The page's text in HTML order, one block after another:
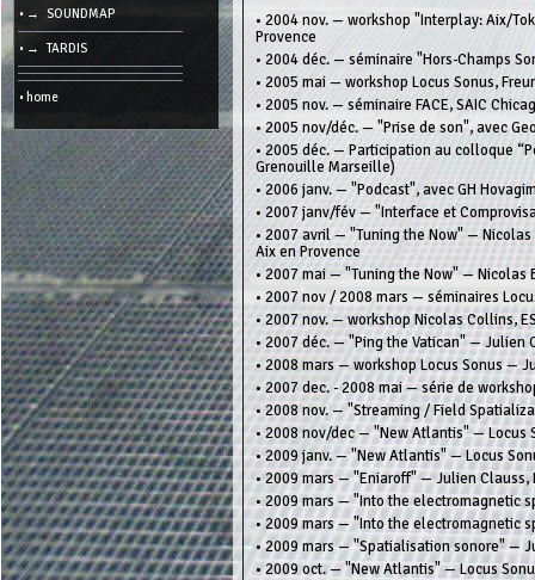
• → SOUNDMAP
• → TARDIS
• home
• 2004 nov. — workshop "Interplay: Aix/
Provence
• 2004 déc. — séminaire "Hors-Champs
• 2005 mai — workshop Locus Sonus,
• 2005 nov. — séminaire FACE, SAIC
• 2005 nov/déc. — "Prise de son", avec
• 2005 déc. — Participation au colloque
Grenouille Marseille)
• 2006 janv. — "Podcast", avec GH
• 2007 janv/fév — "Interface et
• 2007 avril — "Tuning the Now" — Nicolas
Aix en Provence
• 2007 mai — "Tuning the Now" — Nicolas
• 2007 nov / 2008 mars — séminaires
• 2007 nov. — workshop Nicolas Collins,
• 2007 déc. — "Ping the Vatican" — Julien
• 2008 mars — workshop Locus Sonus —
• 2007 dec. - 2008 mai — série de
• 2008 nov. — "Streaming / Field
• 2008 nov/dec — "New Atlantis" — Locus
• 2009 janv. — "New Atlantis" — Locus
• 2009 mars — "Eniaroff" — Julien Clauss,
• 2009 mars — "Into the electromagnetic
• 2009 mars — "Into the electromagnetic
• 2009 mars — "Spatialisation sonore" —
• 2009 oct. — "New Atlantis" — Locus
Language:
19:25
-
216.73.216.73